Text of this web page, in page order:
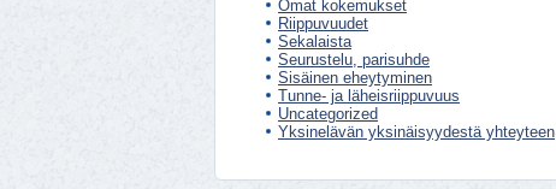
Omat kokemukset
Riippuvuudet
Sekalaista
Seurustelu, parisuhde
Sisäinen eheytyminen
Tunne- ja läheisriippuvuus
Uncategorized
Yksinelävän yksinäisyydestä yhteyteen